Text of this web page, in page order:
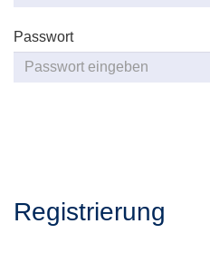
Passwort
Registrierung